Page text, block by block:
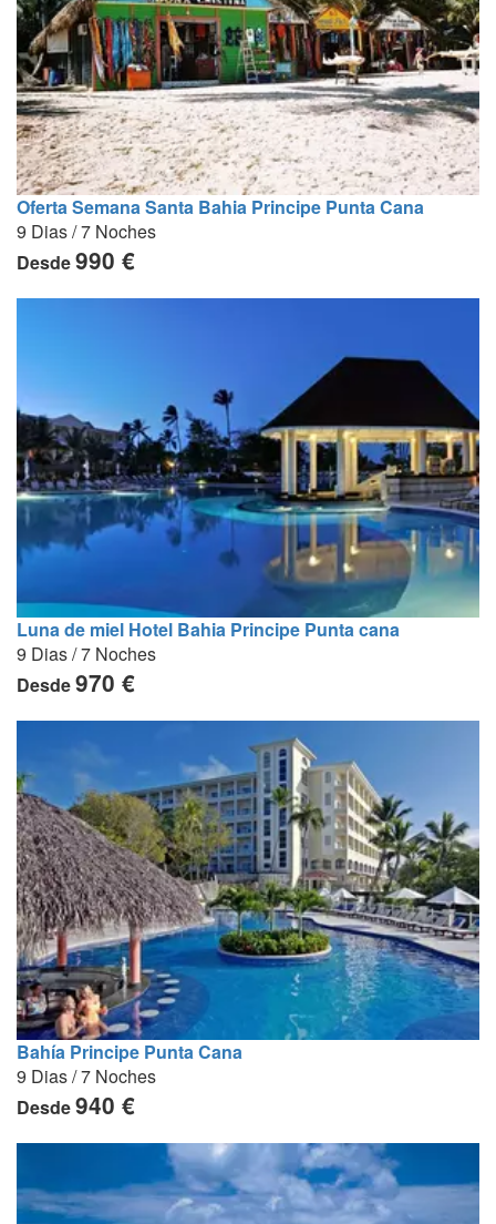
Oferta Semana Santa Bahia Principe Punta Cana
9 Dias / 7 Noches
Desde990 €
Luna de miel Hotel Bahia Principe Punta cana
9 Dias / 7 Noches
Desde970 €
Bahía Principe Punta Cana
9 Dias / 7 Noches
Desde940 €